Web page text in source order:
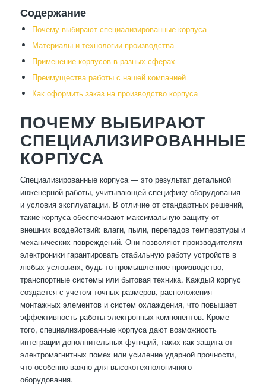
Содержание
Почему выбирают специализированные корпуса
Материалы и технологии производства
Применение корпусов в разных сферах
Преимущества работы с нашей компанией
Как оформить заказ на производство корпуса
ПОЧЕМУ ВЫБИРАЮТ
СПЕЦИАЛИЗИРОВАННЫЕ
КОРПУСА
Специализированные корпуса — это результат детальной
инженерной работы, учитывающей специфику оборудования
и условия эксплуатации. В отличие от стандартных решений,
такие корпуса обеспечивают максимальную защиту от
внешних воздействий: влаги, пыли, перепадов температуры и
механических повреждений. Они позволяют производителям
электроники гарантировать стабильную работу устройств в
любых условиях, будь то промышленное производство,
транспортные системы или бытовая техника. Каждый корпус
создается с учетом точных размеров, расположения
монтажных элементов и систем охлаждения, что повышает
эффективность работы электронных компонентов. Кроме
того, специализированные корпуса дают возможность
интеграции дополнительных функций, таких как защита от
электромагнитных помех или усиление ударной прочности,
что особенно важно для высокотехнологичного
оборудования.